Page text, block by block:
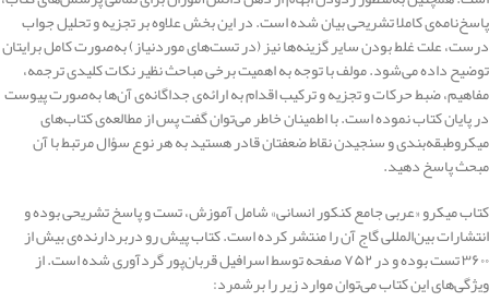
پاسخ‌نامه‌ی کاملا تشریحی بیان شده است. در این بخش علاوه بر تجزیه و تحلیل جواب
درست، علت غلط بودن سایر گزینه‌ها نیز (در تست‌های موردنیاز) به‌صورت کامل برایتان
توضیح داده می‌شود. مولف با توجه به اهمیت برخی مباحث نظیر نکات کلیدی ترجمه،
مفاهیم، ضبط حرکات و تجزیه و ترکیب اقدام به ارائه‌ی جداگانه‌ی آن‌ها به‌صورت پیوست
در پایان کتاب نموده است. با اطمینان خاطر می‌توان گفت پس از مطالعه‌ی کتاب‌های
میکروطبقه‌بندی و سنجیدن نقاط ضعفتان قادر هستید به هر نوع سؤال مرتبط با آن
مبحث پاسخ دهید.
کتاب میکرو «عربی جامع کنکور انسانی» شامل آموزش، تست و پاسخ‌ تشریحی بوده و
انتشارات بین‌المللی گاج آن را منتشر کرده است. کتاب پیش رو دربردارنده‌ی بیش از
۳۶۰۰ تست بوده و در ۷۵۲ صفحه توسط اسرافیل قربان‌پور گردآوری شده است. از
ویژگی‌های این کتاب می‌توان موارد زیر را برشمرد: